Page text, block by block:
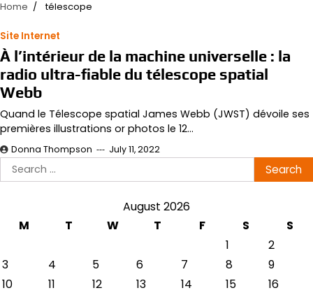
Home télescope
Site Internet
À l’intérieur de la machine universelle : la
radio ultra-fiable du télescope spatial
Webb
Quand le Télescope spatial James Webb (JWST) dévoile ses
premières illustrations or photos le 12…
Donna Thompson July 11, 2022
Search
for:
August 2026
M
T W T F S
S
1
2
3
4 5 6 7 8
9
10
11 12 13 14 15
16